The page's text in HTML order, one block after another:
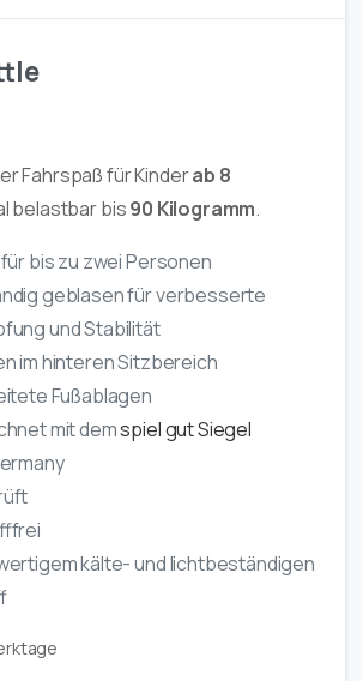
Fahrspaßfür Kinderab 8
belastbar bis90 Kilogramm.
bis zu zwei Personen
geblasen für verbesserte
und Stabilität
im hinteren Sitzbereich
Fußablagen
mit demspiel gut Siegel
kälte- und lichtbeständigen